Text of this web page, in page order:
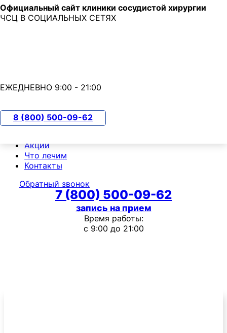
Skip to main content
Пациентам
Чек-ап
Акции
Что лечим
Контакты
Обратный звонок
7 (800) 500-09-62
запись на прием
Время работы:
с 9:00 до 21:00
Официальный сайт клиники сосудистой хирургии
ЧСЦ В СОЦИАЛЬНЫХ СЕТЯХ
ЕЖЕДНЕВНО 9:00 - 21:00
8 (800) 500-09-62